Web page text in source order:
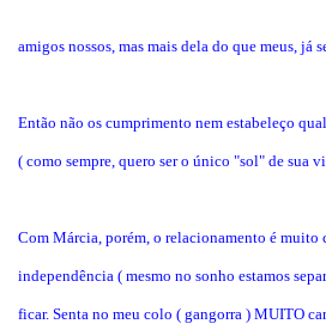
amigos nossos, mas mais dela do que meus, já
Então não os cumprimento nem estabeleço
( como sempre, quero ser o único "sol" de sua
Com Márcia, porém, o relacionamento é muito
independência ( mesmo no sonho estamos
ficar. Senta no meu colo ( gangorra ) MUITO